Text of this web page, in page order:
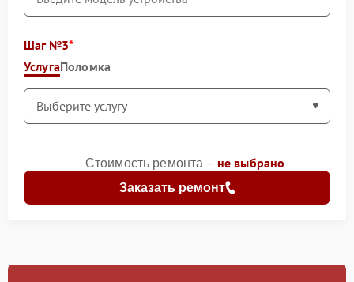
Шаг №3
УслугаПоломка
Заказать ремонт
Стоимость ремонта – не выбрано